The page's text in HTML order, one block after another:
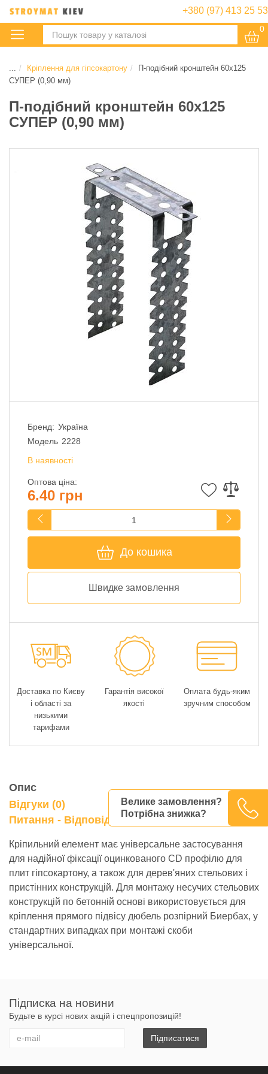
+380 (97) 413 25 53
0
Кріплення для гіпсокартону
П-подібний кронштейн 60х125
СУПЕР (0,90 мм)
П-подібний кронштейн 60х125
СУПЕР (0,90 мм)
Бренд: Україна
Модель 2228
В наявності
Оптова ціна:
6.40 грн
До кошика
Швидке замовлення
Велике замовлення?
Потрібна знижка?
Доставка по Києву
і області за
низькими
тарифами
Гарантія високої
якості
Оплата будь-яким
зручним способом
Опис
Відгуки (0)
Питання - Відповідь
0
Кріпильний елемент має універсальне застосування
для надійної фіксації оцинкованого CD профілю для
плит гіпсокартону, а також для дерев'яних стельових і
пристінних конструкцій. Для монтажу несучих стельових
конструкцій по бетонній основі використовується для
кріплення прямого підвісу дюбель розпірний Биербах, у
стандартних випадках при монтажі скоби
універсальної.
Підписка на новини
Будьте в курсі нових акцій і спецпропозицій!
Підписатися